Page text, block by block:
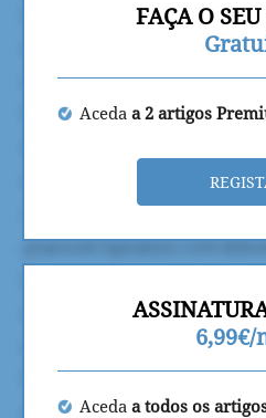
FAÇA O
Aceda a 2 artigos
6,99€/
Aceda a todos os